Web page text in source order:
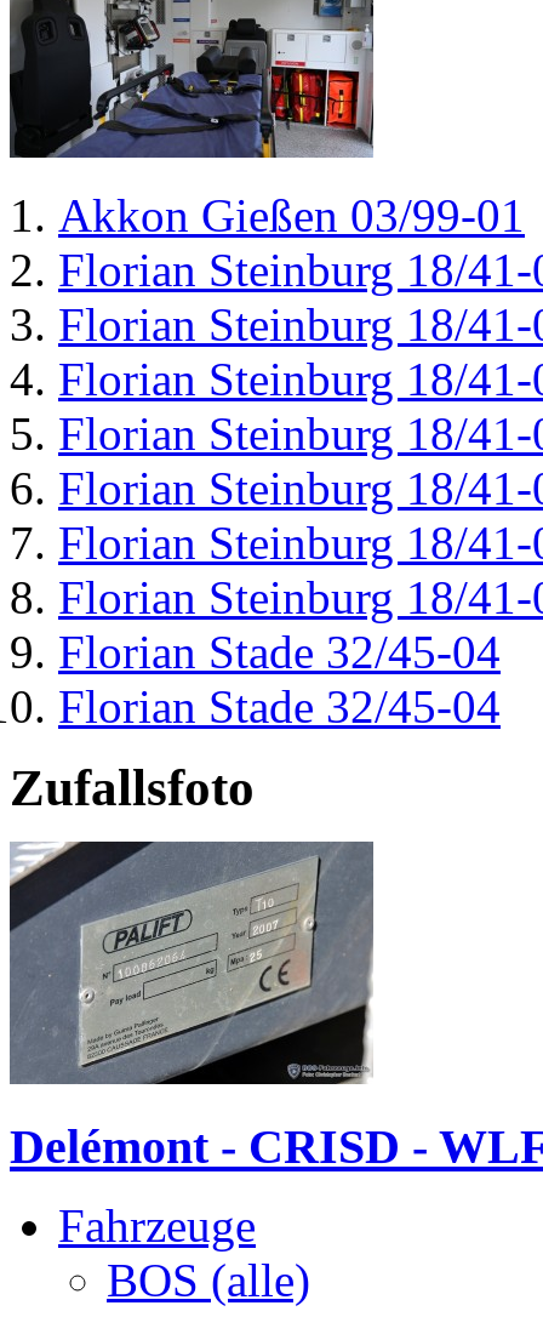
Akkon Gießen 03/99-01
Florian Steinburg 18/41-
Florian Steinburg 18/41-
Florian Steinburg 18/41-
Florian Steinburg 18/41-
Florian Steinburg 18/41-
Florian Steinburg 18/41-
Florian Steinburg 18/41-
Florian Stade 32/45-04
Florian Stade 32/45-04
Zufallsfoto
Delémont - CRISD -
Fahrzeuge
BOS (alle)